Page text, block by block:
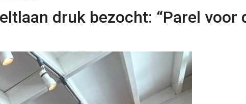
druk bezocht: “Parel voor